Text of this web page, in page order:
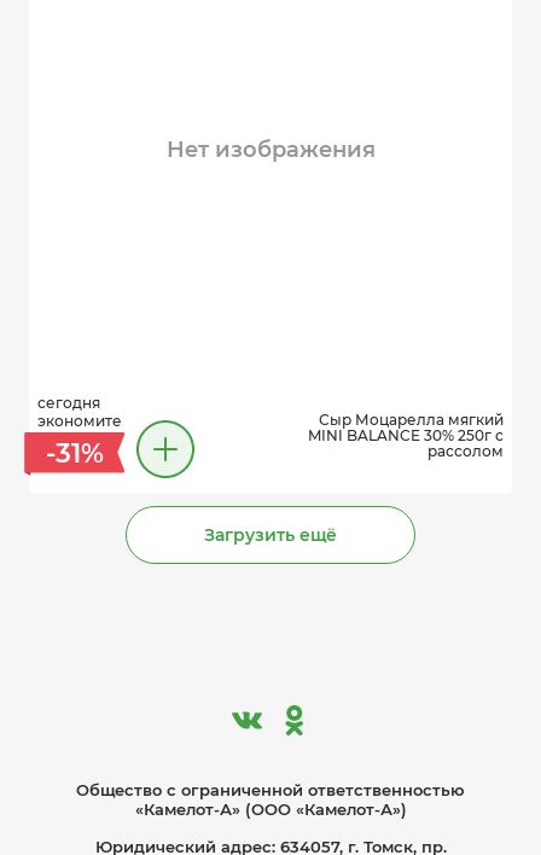
Нет изображения
сегодня
экономите
-31%
Сыр Моцарелла мягкий
MINI BALANCE 30% 250г с
рассолом
Загрузить ещё
Общество с ограниче­нной ответственностью
«Камелот-А» (ООО «Камелот-А»)
Юридический адрес: 634057, г. Томск, пр.